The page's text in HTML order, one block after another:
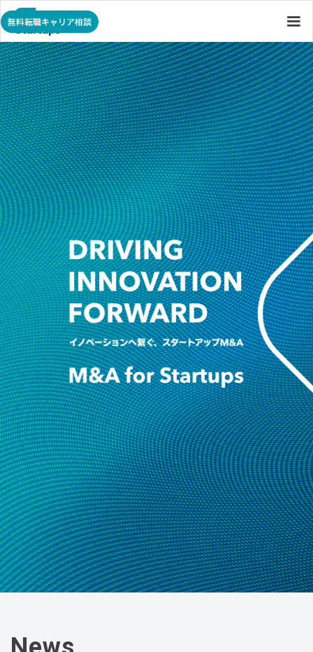
無料転職キャリア相談